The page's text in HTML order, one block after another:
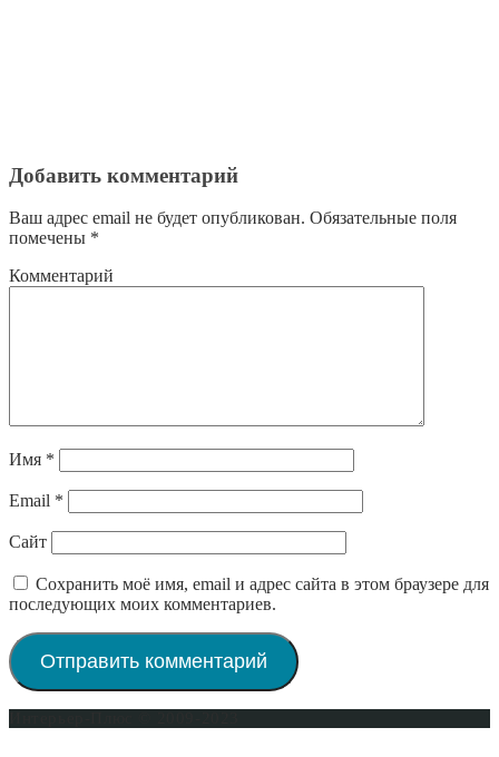
Добавить комментарий
Ваш адрес email не будет опубликован. Обязательные поля
помечены *
Комментарий
Имя *
Email *
Сайт
Сохранить моё имя, email и адрес сайта в этом браузере для
последующих моих комментариев.